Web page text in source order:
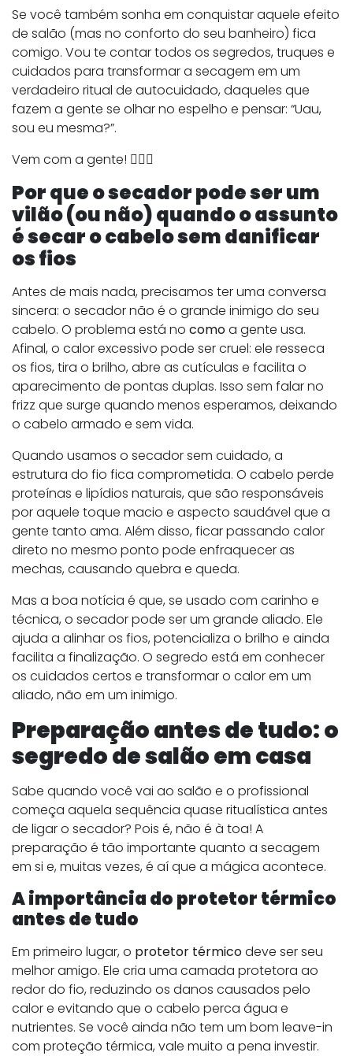
Se você também sonha em conquistar aquele efeito
de salão (mas no conforto do seu banheiro) fica
comigo. Vou te contar todos os segredos, truques e
cuidados para transformar a secagem em um
verdadeiro ritual de autocuidado, daqueles que
fazem a gente se olhar no espelho e pensar: “Uau,
sou eu mesma?”.
Vem com a gente! 💁‍♀️✨
Por que o secador pode ser um
vilão (ou não) quando o assunto
é secar o cabelo sem danificar
os fios
Antes de mais nada, precisamos ter uma conversa
sincera: o secador não é o grande inimigo do seu
cabelo. O problema está no comoa gente usa.
Afinal, o calor excessivo pode ser cruel: ele resseca
os fios, tira o brilho, abre as cutículas e facilita o
aparecimento de pontas duplas. Isso sem falar no
frizz que surge quando menos esperamos, deixando
o cabelo armado e sem vida.
Quando usamos o secador sem cuidado, a
estrutura do fio fica comprometida. O cabelo perde
proteínas e lipídios naturais, que são responsáveis
por aquele toque macio e aspecto saudável que a
gente tanto ama. Além disso, ficar passando calor
direto no mesmo ponto pode enfraquecer as
mechas, causando quebra e queda.
Mas a boa notícia é que, se usado com carinho e
técnica, o secador pode ser um grande aliado. Ele
ajuda a alinhar os fios, potencializa o brilho e ainda
facilita a finalização. O segredo está em conhecer
os cuidados certos e transformar o calor em um
aliado, não em um inimigo.
Preparação antes de tudo: o
segredo de salão em casa
Sabe quando você vai ao salão e o profissional
começa aquela sequência quase ritualística antes
de ligar o secador? Pois é, não é à toa! A
preparação é tão importante quanto a secagem
em si e, muitas vezes, é aí que a mágica acontece.
A importância do protetor térmico
antes de tudo
Em primeiro lugar, o protetor térmicodeve ser seu
melhor amigo. Ele cria uma camada protetora ao
redor do fio, reduzindo os danos causados pelo
calor e evitando que o cabelo perca água e
nutrientes. Se você ainda não tem um bom leave-in
com proteção térmica, vale muito a pena investir.